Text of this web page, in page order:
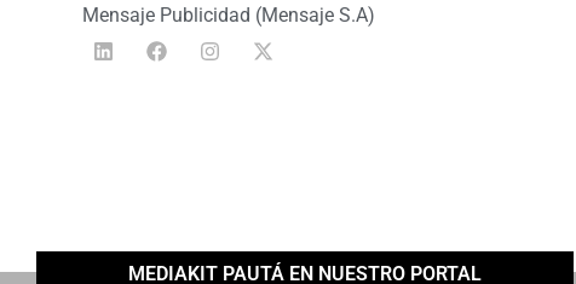
Mensaje Publicidad (Mensaje S.A)
MEDIAKIT PAUTÁ EN NUESTRO PORTAL